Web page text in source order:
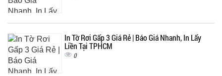
In Tờ Rơi Gấp 3 Giá Rẻ | Báo Giá Nhanh, In Lấy
Liền Tại TPHCM
0